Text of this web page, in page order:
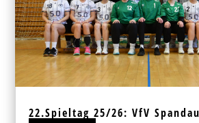
22.Spieltag 25/26: VfV